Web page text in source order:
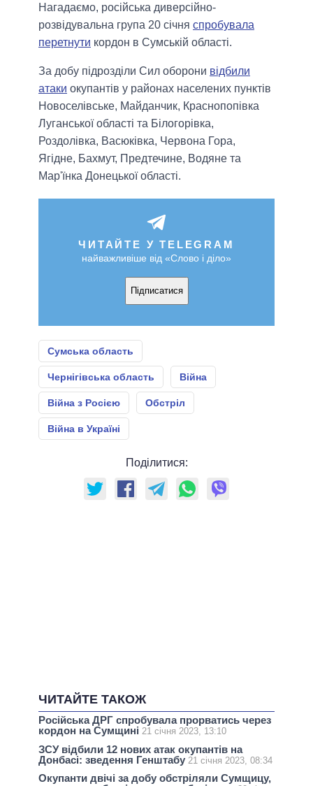
Нагадаємо, російська диверсійно-
розвідувальна група 20 січня спробувала
перетнути кордон в Сумській області.
За добу підрозділи Сил оборони відбили
атаки окупантів у районах населених пунктів
Новоселівське, Майданчик, Краснопопівка
Луганської області та Білогорівка,
Роздолівка, Васюківка, Червона Гора,
Ягідне, Бахмут, Предтечине, Водяне та
Мар'їнка Донецької області.
ЧИТАЙТЕ У TELEGRAM
найважливіше від «Слово і діло»
Підписатися
Сумська область
Чернігівська область Війна
Війна з Росією Обстріл
Війна в Україні
Поділитися:
ЧИТАЙТЕ ТАКОЖ
Російська ДРГ спробувала прорватись через
кордон на Сумщині 21 січня 2023, 13:10
ЗСУ відбили 12 нових атак окупантів на
Донбасі: зведення Генштабу 21 січня 2023, 08:34
Окупанти двічі за добу обстріляли Сумщицу,